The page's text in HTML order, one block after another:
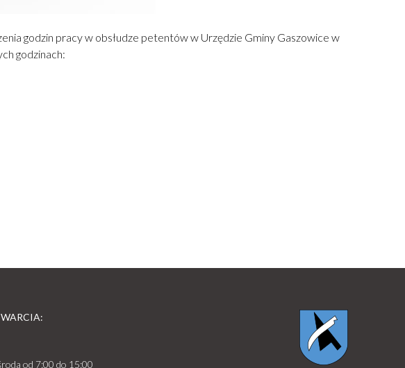
godzin pracy w obsłudze petentów w Urzędzie Gminy Gaszowice w
godzinach:
od 7:00 do 15:00